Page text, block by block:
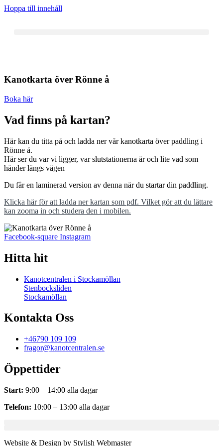
Hoppa till innehåll
Kanotkarta över Rönne å
Boka här
Vad finns på kartan?
Här kan du titta på och ladda ner vår kanotkarta över paddling i
Rönne å.
Här ser du var vi ligger, var slutstationerna är och lite vad som
händer längs vägen
Du får en laminerad version av denna när du startar din paddling.
Klicka här för att ladda ner kartan som pdf. Vilket gör att du lättare
kan zooma in och studera den i mobilen.
Facebook-square Instagram
Hitta hit
Kanotcentralen i Stockamöllan
Stenbocksliden
Stockamöllan
Kontakta Oss
+46790 109 109
fragor@kanotcentralen.se
Öppettider
Start: 9:00 – 14:00 alla dagar
Telefon: 10:00 – 13:00 alla dagar
Website & Design by Stylish Webmaster